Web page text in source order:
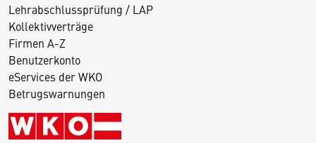
Lehrabschlussprüfung / LAP
Kollektivverträge
Firmen A-Z
Benutzerkonto
eServices der WKO
Betrugswarnungen